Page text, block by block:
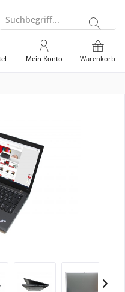
Suchbegriff...
Warenkorb
Mein Konto